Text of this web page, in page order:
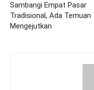
Sambangi Empat Pasar
Tradisional, Ada Temuan
Mengejutkan